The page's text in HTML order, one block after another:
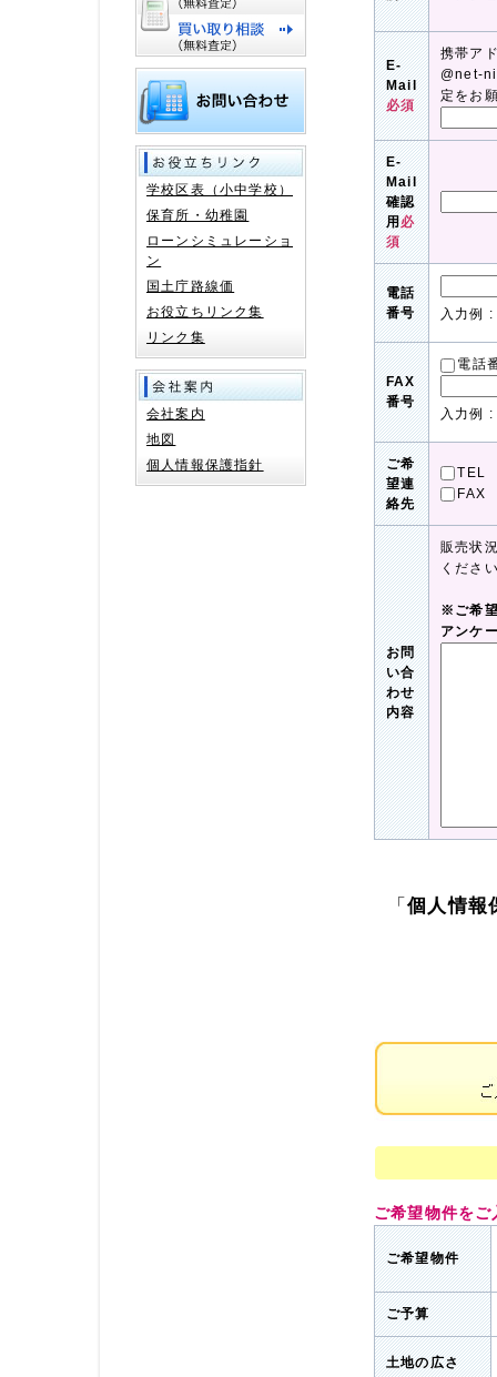
E-
Mail
必須
携帯ア
@net-
定をお
E-
Mail
確認
用必
須
電話
番号
入力例
FAX
番号
電話
入力例
ご希
望連
絡先
TEL
FAX
お問
い合
わせ
内容
販売状
くださ
※ご希
アンケ
「個人情報
ご希望物件を
ご希望物件
ご予算
土地の広さ
学校区表（小中学校）
保育所・幼稚園
ローンシミュレーショ
ン
国土庁路線価
お役立ちリンク集
リンク集
会社案内
地図
個人情報保護指針